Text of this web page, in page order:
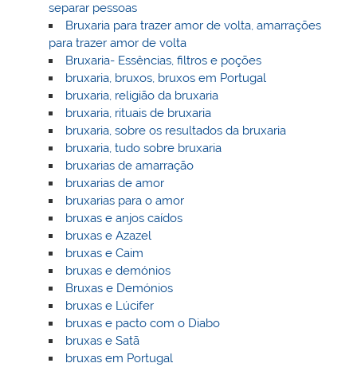
separar pessoas
Bruxaria para trazer amor de volta, amarrações
para trazer amor de volta
Bruxaria- Essências, filtros e poções
bruxaria, bruxos, bruxos em Portugal
bruxaria, religião da bruxaria
bruxaria, rituais de bruxaria
bruxaria, sobre os resultados da bruxaria
bruxaria, tudo sobre bruxaria
bruxarias de amarração
bruxarias de amor
bruxarias para o amor
bruxas e anjos caídos
bruxas e Azazel
bruxas e Caim
bruxas e demónios
Bruxas e Demónios
bruxas e Lúcifer
bruxas e pacto com o Diabo
bruxas e Satã
bruxas em Portugal